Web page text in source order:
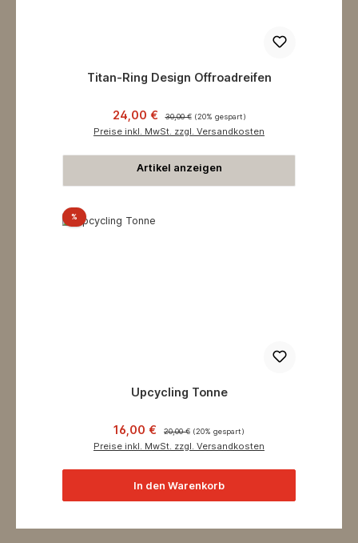
Titan-Ring Design Offroadreifen
Verkaufspreis:
24,00 € Regulärer Preis:
30,00 € (20% gespart)
Preise inkl. MwSt. zzgl. Versandkosten
Artikel anzeigen
%Rabatt
Upcycling Tonne
Verkaufspreis:
16,00 € 20,00 € (20% gespart)
Preise inkl. MwSt. zzgl. Versandkosten
In den Warenkorb